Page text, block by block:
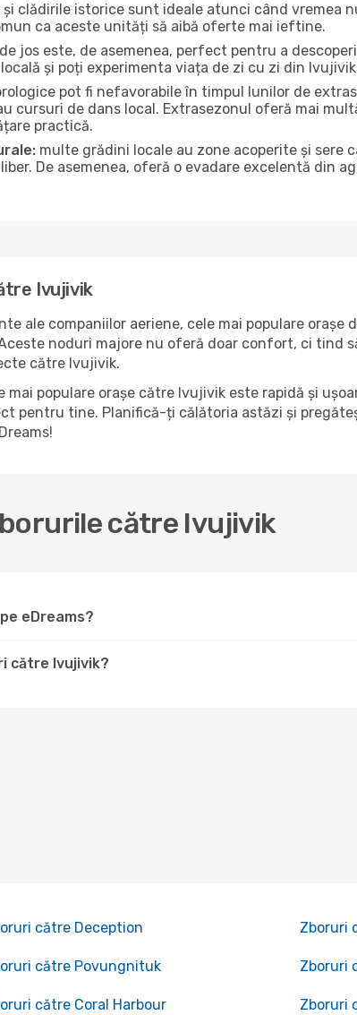
și clădirile istorice sunt ideale atunci când vremea
ca aceste unități să aibă oferte mai ieftine.
jos este, de asemenea, perfect pentru a
și poți experimenta viața de zi cu zi din
pot fi nefavorabile în timpul lunilor de
cursuri de dans local. Extrasezonul oferă mai
practică.
multe grădini locale au zone acoperite și sere
De asemenea, oferă o evadare excelentă din
Ivujivik
ale companiilor aeriene, cele mai populare orașe
noduri majore nu oferă doar confort, ci tind
către Ivujivik.
populare orașe către Ivujivik este rapidă și
pentru tine. Planifică-ți călătoria astăzi și
către Ivujivik
eDreams?
către Ivujivik?
către Deception Zboruri
către Povungnituk Zboruri
către Coral Harbour Zboruri